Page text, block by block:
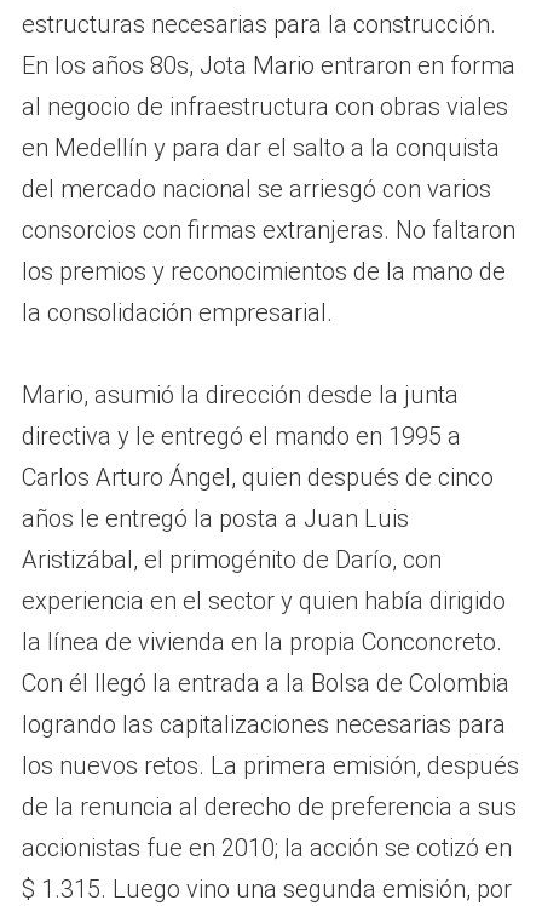
estructuras necesarias para la construcción.
En los años 80s, Jota Mario entraron en forma
al negocio de infraestructura con obras viales
en Medellín y para dar el salto a la conquista
del mercado nacional se arriesgó con varios
consorcios con firmas extranjeras. No faltaron
los premios y reconocimientos de la mano de
la consolidación empresarial.
Mario, asumió la dirección desde la junta
directiva y le entregó el mando en 1995 a
Carlos Arturo Ángel, quien después de cinco
años le entregó la posta a Juan Luis
Aristizábal, el primogénito de Darío, con
experiencia en el sector y quien había dirigido
la línea de vivienda en la propia Conconcreto.
Con él llegó la entrada a la Bolsa de Colombia
logrando las capitalizaciones necesarias para
los nuevos retos. La primera emisión, después
de la renuncia al derecho de preferencia a sus
accionistas fue en 2010; la acción se cotizó en
$ 1.315. Luego vino una segunda emisión, por